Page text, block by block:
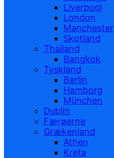
Liverpool
London
Manchester
Skotland
Thailand
Bangkok
Tyskland
Berlin
Hamborg
München
Dublin
Færøerne
Grækenland
Athen
Kreta